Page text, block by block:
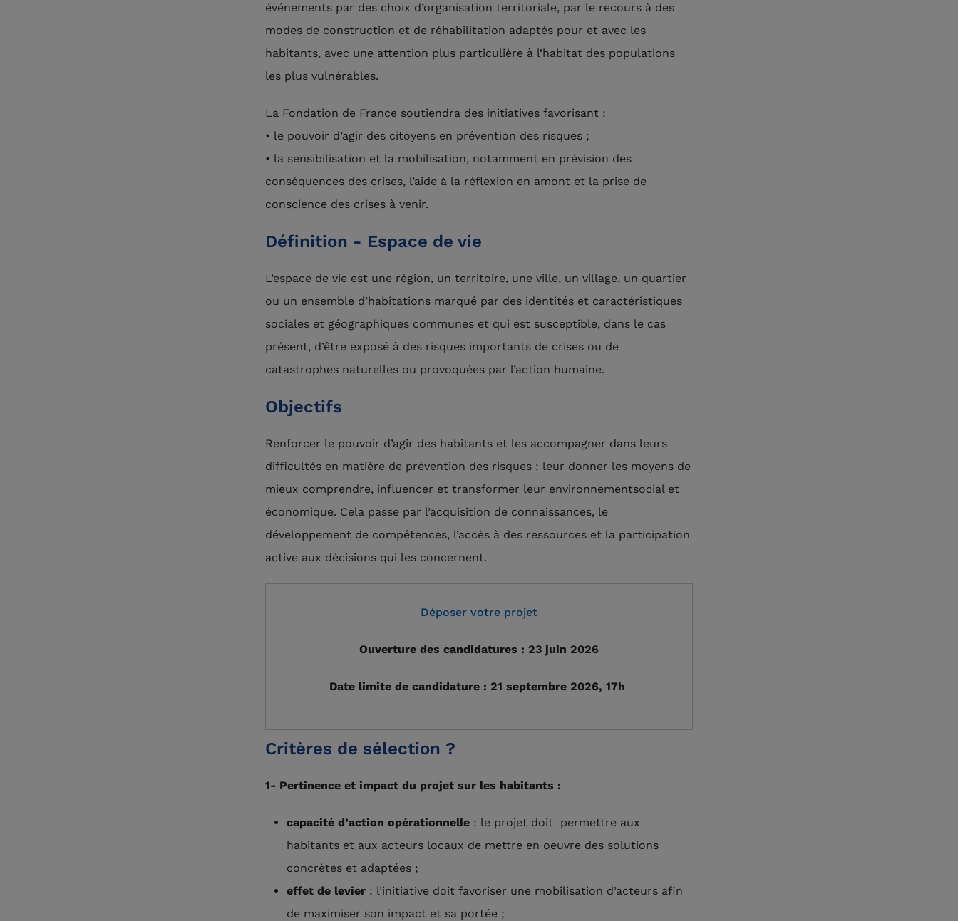
événements par des choix d’organisation territoriale, par le recours à des
modes de construction et de réhabilitation adaptés pour et avec les
habitants, avec une attention plus particulière à l’habitat des populations
les plus vulnérables.
La Fondation de France soutiendra des initiatives favorisant :
• le pouvoir d’agir des citoyens en prévention des risques ;
• la sensibilisation et la mobilisation, notamment en prévision des
conséquences des crises, l’aide à la réflexion en amont et la prise de
conscience des crises à venir.
Définition - Espace de vie
L’espace de vie est une région, un territoire, une ville, un village, un quartier
ou un ensemble d’habitations marqué par des identités et caractéristiques
sociales et géographiques communes et qui est susceptible, dans le cas
présent, d’être exposé à des risques importants de crises ou de
catastrophes naturelles ou provoquées par l’action humaine.
Objectifs
Renforcer le pouvoir d’agir des habitants et les accompagner dans leurs
difficultés en matière de prévention des risques : leur donner les moyens de
mieux comprendre, influencer et transformer leur environnementsocial et
économique. Cela passe par l’acquisition de connaissances, le
développement de compétences, l’accès à des ressources et la participation
active aux décisions qui les concernent.
Déposer votre projet
Ouverture des candidatures : 23 juin 2026
Date limite de candidature : 21 septembre 2026, 17h
Critères de sélection ?
1- Pertinence et impact du projet sur les habitants :
capacité d’action opérationnelle : le projet doit permettre aux
habitants et aux acteurs locaux de mettre en oeuvre des solutions
concrètes et adaptées ;
effet de levier : l’initiative doit favoriser une mobilisation d’acteurs afin
de maximiser son impact et sa portée ;